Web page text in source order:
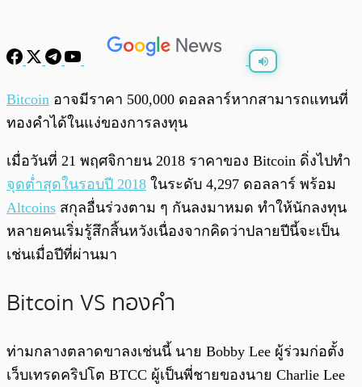
พร้อมเล่น
Bitcoin อาจมีราคา 500,000 ดอลลาร์หากสามารถแทนที่
ทองคำได้ในแง่ของการลงทุน
เมื่อวันที่ 21 พฤศจิกายน 2018 ราคาของ Bitcoin ดิ่งไปทำ
จุดต่ำสุดในรอบปี 2018 ในระดับ 4,297 ดอลลาร์ พร้อม
Altcoins สกุลอื่นร่วงตาม ๆ กันลงมาหมด ทำให้นักลงทุน
หลายคนเริ่มรู้สึกสิ้นหวังเนื่องจากคิดว่าปลายปีนี้จะเป็น
เช่นเมื่อปีที่ผ่านมา
Bitcoin VS ทองคำ
ท่ามกลางตลาดขาลงเช่นนี้ นาย Bobby Lee ผู้ร่วมก่อตั้ง
เว็บเทรดคริปโต BTCC ผู้เป็นพี่ชายของนาย Charlie Lee